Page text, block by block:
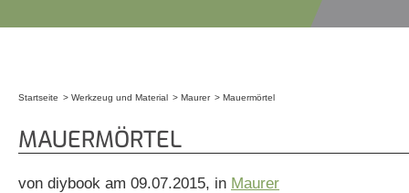
Startseite Werkzeug und Material Maurer Mauermörtel
MAUERMÖRTEL
von diybook am 09.07.2015, in Maurer